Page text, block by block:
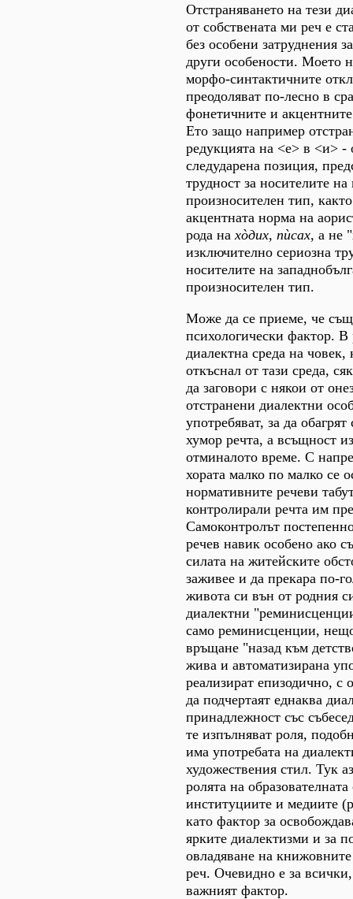
Отстраняването на тези
от собствената ми реч е
без особени затруднения
други особености. Моето
морфо-синтактичните
преодоляват по-лесно в
фонетичните и
Ето защо например
редукцията на <е> в <и> -
следударена позиция,
трудност за носителите
произносителен тип,
акцентната норма на
рода на хòдих, пùсах, а не
изключително сериозна
носителите на
произносителен тип.
Може да се приеме, че
психологически фактор. В
диалектна среда на човек,
откъснал от тази среда,
да заговори с някои от
отстранени диалектни
употребяват, за да
хумор речта, а всъщност
отминалото време. С
хората малко по малко се
нормативните речеви
контролирали речта им
Самоконтролът
речев навик особено ако
силата на житейските
заживее и да прекара по-
живота си вън от родния
диалектни
само реминисценции,
връщане "назад към
жива и автоматизирана
реализират епизодично, с
да подчертаят еднаква
принадлежност със
те изпълняват роля,
има употребата на
художествения стил. Тук
ролята на
институциите и медиите
като фактор за
ярките диалектизми и за
овладяване на
реч. Очевидно е за
важният фактор.